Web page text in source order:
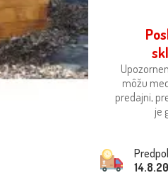
môžu
predajni,
je